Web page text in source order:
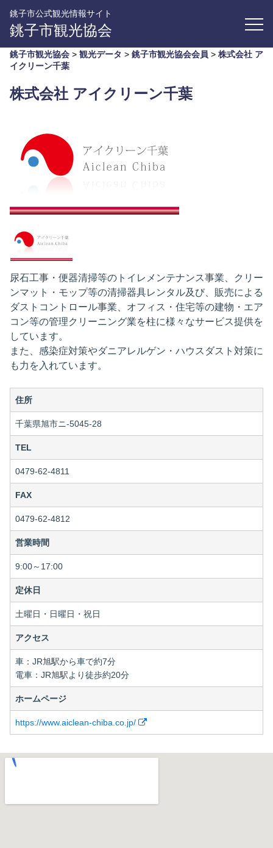
銚子市公式観光情報サイト
銚子市観光協会
銚子市観光協会 > 観光データ > 銚子市観光協会会員 > 株式会社 ア
イクリーン千葉
株式会社 アイクリーン千葉
尿石工事・便器清掃等のトイレメンテナンス事業、クリー
ンマット・モップ等の清掃器具レンタル及び、販売による
ダストコントロール事業、オフィス・住宅等の建物・エア
コン等の管理クリーニング業を柱に様々なサービス提供を
しています。
また、感染症対策やダニアレルゲン・ハウスダスト対策に
も力を入れています。
住所
千葉県旭市ニ-5045-28
TEL
0479-62-4811
FAX
0479-62-4812
営業時間
9:00～17:00
定休日
土曜日・日曜日・祝日
アクセス
車：JR旭駅から車で約7分
電車：JR旭駅より徒歩約20分
ホームページ
https://www.aiclean-chiba.co.jp/